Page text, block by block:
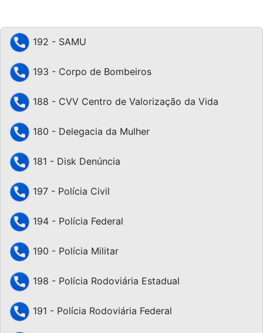
192 - SAMU
193 - Corpo de Bombeiros
188 - CVV Centro de Valorização da Vida
180 - Delegacia da Mulher
181 - Disk Denúncia
197 - Polícia Civil
194 - Polícia Federal
190 - Polícia Militar
198 - Polícia Rodoviária Estadual
191 - Polícia Rodoviária Federal